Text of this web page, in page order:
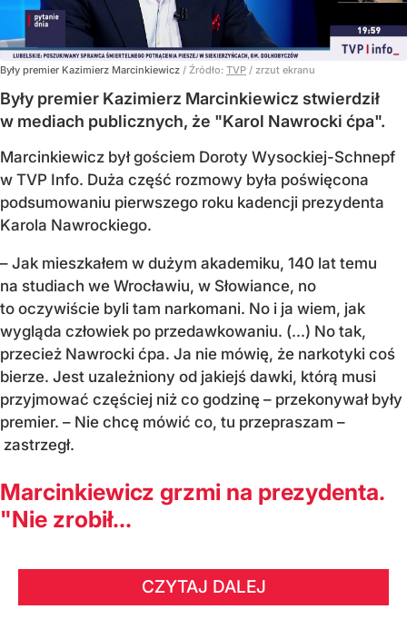
Były premier Kazimierz Marcinkiewicz / Źródło: TVP / zrzut ekranu
Były premier Kazimierz Marcinkiewicz stwierdził
w mediach publicznych, że "Karol Nawrocki ćpa".
Marcinkiewicz był gościem Doroty Wysockiej-Schnepf
w TVP Info. Duża część rozmowy była poświęcona
podsumowaniu pierwszego roku kadencji prezydenta
Karola Nawrockiego.
– Jak mieszkałem w dużym akademiku, 140 lat temu
na studiach we Wrocławiu, w Słowiance, no
to oczywiście byli tam narkomani. No i ja wiem, jak
wygląda człowiek po przedawkowaniu. (...) No tak,
przecież Nawrocki ćpa. Ja nie mówię, że narkotyki coś
bierze. Jest uzależniony od jakiejś dawki, którą musi
przyjmować częściej niż co godzinę – przekonywał były
premier. – Nie chcę mówić co, tu przepraszam –
zastrzegł.
Marcinkiewicz grzmi na prezydenta.
"Nie zrobił...
CZYTAJ DALEJ